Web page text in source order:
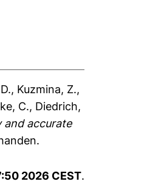
, Kuzmina, Z.,
C., Diedrich,
and accurate
2026 CEST.